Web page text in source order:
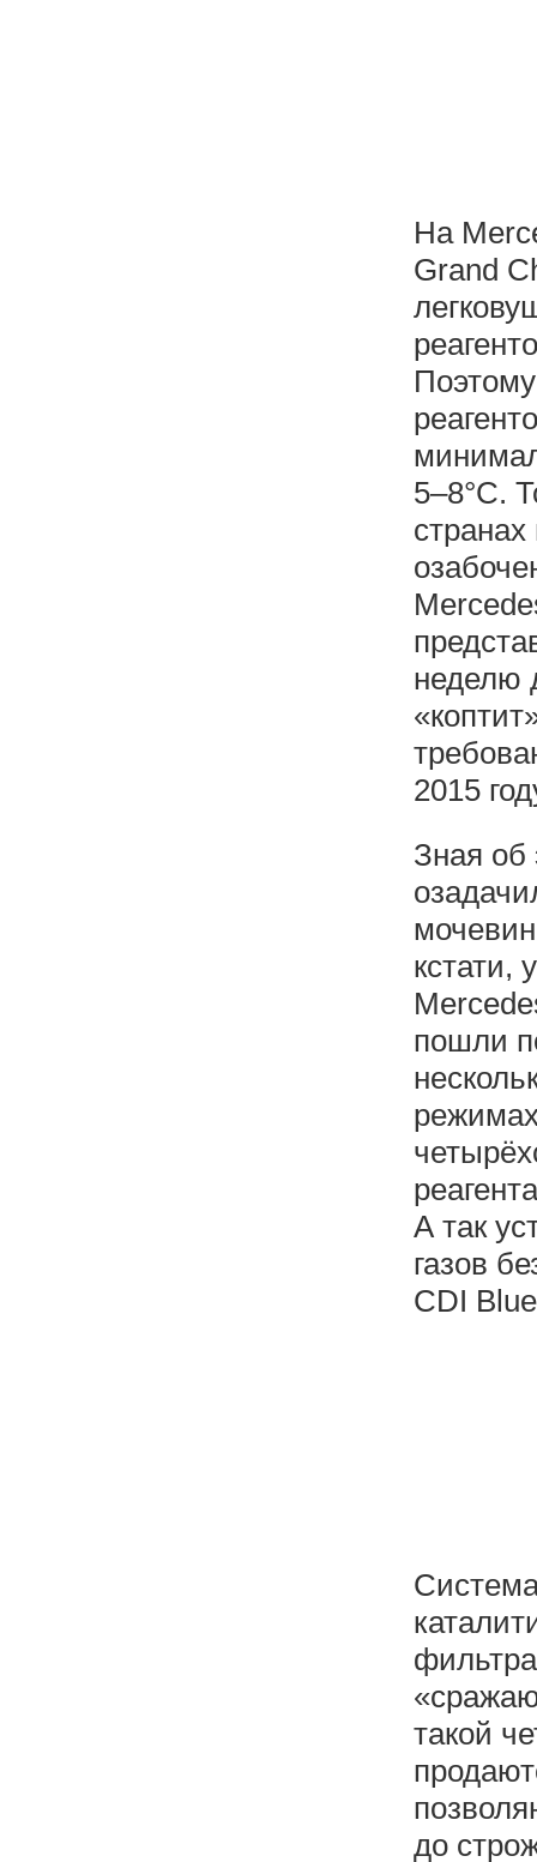
На
Grand
5–8°С.
неделю
2015
Зная об
кстати,
пошли
А так
газов
CDI
такой
до